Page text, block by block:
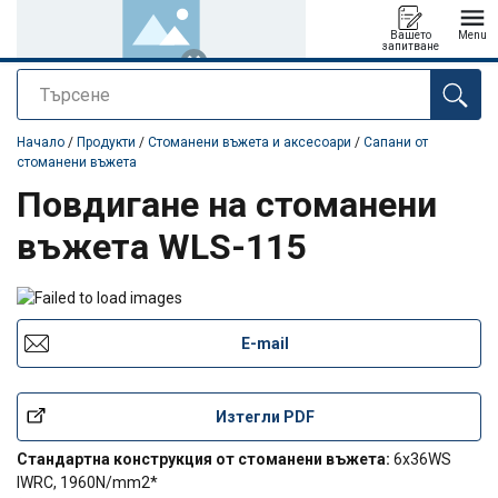
Търсене
Вашето
запитване
Menu
е добавен към вашето запитване
Начало / Продукти / Стоманени въжета и аксесоари / Сапани от
стоманени въжета
Повдигане на стоманени
въжета WLS-115
E-mail
Изтегли PDF
Стандартна конструкция от стоманени въжета: 6x36WS
IWRC, 1960N/mm2*